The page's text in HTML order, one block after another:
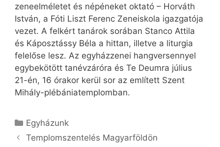
zeneelméletet és népéneket oktató – Horváth
István, a Fóti Liszt Ferenc Zeneiskola igazgatója
vezet. A felkért tanárok sorában Stanco Attila
és Káposztássy Béla a hittan, illetve a liturgia
felelőse lesz. Az egyházzenei hangversennyel
egybekötött tanévzáróra és Te Deumra július
21-én, 16 órakor kerül sor az említett Szent
Mihály-plébániatemplomban.
Kategória
Egyházunk
Templomszentelés Magyarföldön